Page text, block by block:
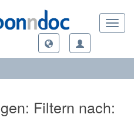
Filtern nach: